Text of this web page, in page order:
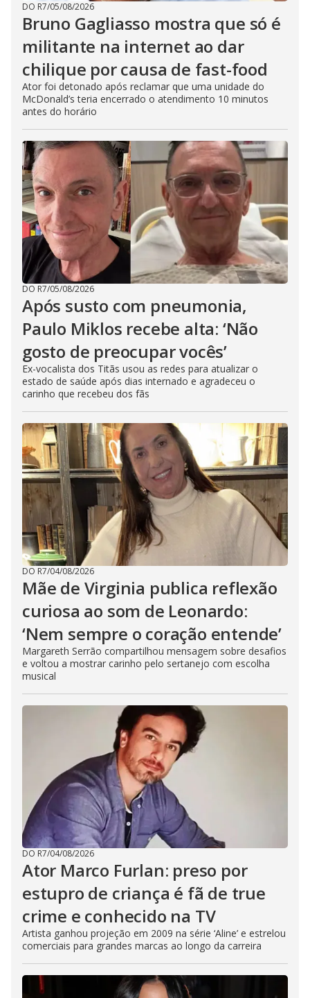
DO R7/05/08/2026
Bruno Gagliasso mostra que só é
militante na internet ao dar
chilique por causa de fast-food
Ator foi detonado após reclamar que uma unidade do
McDonald’s teria encerrado o atendimento 10 minutos
antes do horário
DO R7/05/08/2026
Após susto com pneumonia,
Paulo Miklos recebe alta: ‘Não
gosto de preocupar vocês’
Ex-vocalista dos Titãs usou as redes para atualizar o
estado de saúde após dias internado e agradeceu o
carinho que recebeu dos fãs
DO R7/04/08/2026
Mãe de Virginia publica reflexão
curiosa ao som de Leonardo:
‘Nem sempre o coração entende’
Margareth Serrão compartilhou mensagem sobre desafios
e voltou a mostrar carinho pelo sertanejo com escolha
musical
DO R7/04/08/2026
Ator Marco Furlan: preso por
estupro de criança é fã de true
crime e conhecido na TV
Artista ganhou projeção em 2009 na série ‘Aline’ e estrelou
comerciais para grandes marcas ao longo da carreira